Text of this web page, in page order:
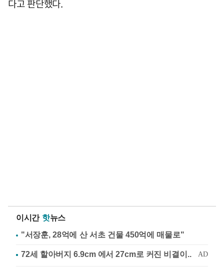
다고 판단했다.
이시간 핫뉴스
"서장훈, 28억에 산 서초 건물 450억에 매물로"